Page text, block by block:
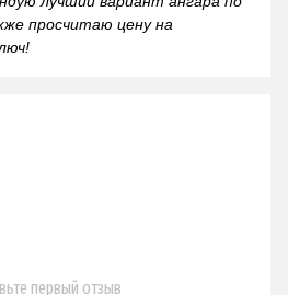
просчитаю цену на
первый отзыв